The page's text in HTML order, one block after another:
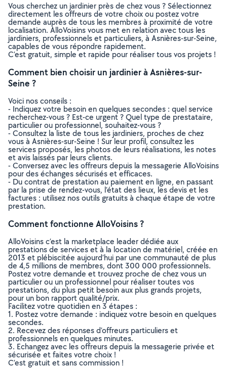
Vous cherchez un jardinier près de chez vous ? Sélectionnez
directement les offreurs de votre choix ou postez votre
demande auprès de tous les membres à proximité de votre
localisation. AlloVoisins vous met en relation avec tous les
jardiniers, professionnels et particuliers, à Asnières-sur-Seine,
capables de vous répondre rapidement.
C’est gratuit, simple et rapide pour réaliser tous vos projets !
Comment bien choisir un jardinier à Asnières-sur-
Seine ?
Voici nos conseils :
- Indiquez votre besoin en quelques secondes : quel service
recherchez-vous ? Est-ce urgent ? Quel type de prestataire,
particulier ou professionnel, souhaitez-vous ?
- Consultez la liste de tous les jardiniers, proches de chez
vous à Asnières-sur-Seine ! Sur leur profil, consultez les
services proposés, les photos de leurs réalisations, les notes
et avis laissés par leurs clients.
- Conversez avec les offreurs depuis la messagerie AlloVoisins
pour des échanges sécurisés et efficaces.
- Du contrat de prestation au paiement en ligne, en passant
par la prise de rendez-vous, l’état des lieux, les devis et les
factures : utilisez nos outils gratuits à chaque étape de votre
prestation.
Comment fonctionne AlloVoisins ?
AlloVoisins c’est la marketplace leader dédiée aux
prestations de services et à la location de matériel, créée en
2013 et plébiscitée aujourd’hui par une communauté de plus
de 4,5 millions de membres, dont 300 000 professionnels.
Postez votre demande et trouvez proche de chez vous un
particulier ou un professionnel pour réaliser toutes vos
prestations, du plus petit besoin aux plus grands projets,
pour un bon rapport qualité/prix.
Facilitez votre quotidien en 3 étapes :
1. Postez votre demande : indiquez votre besoin en quelques
secondes.
2. Recevez des réponses d’offreurs particuliers et
professionnels en quelques minutes.
3. Echangez avec les offreurs depuis la messagerie privée et
sécurisée et faites votre choix !
C’est gratuit et sans commission !